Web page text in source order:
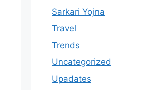
Sarkari Yojna
Travel
Trends
Uncategorized
Upadates